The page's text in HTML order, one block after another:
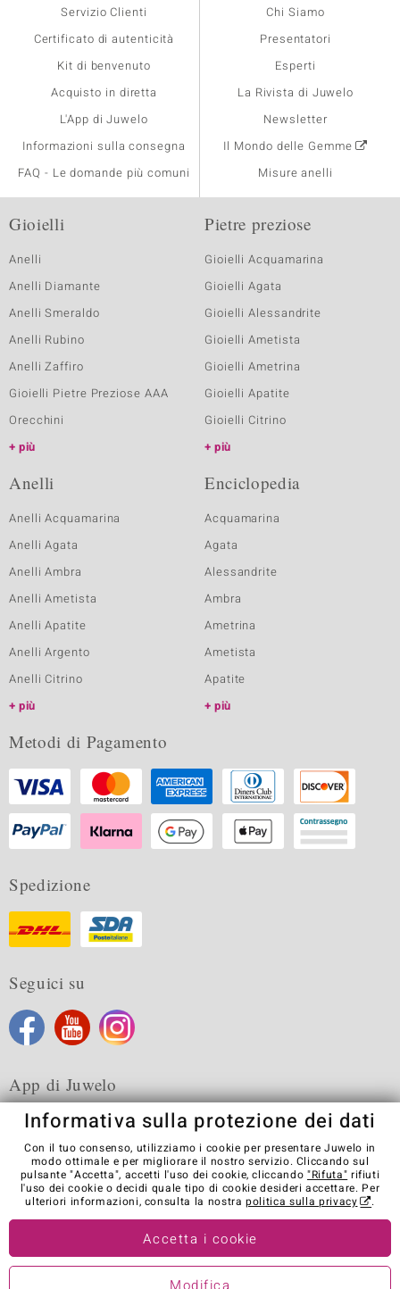
Servizio Clienti
Certificato di autenticità
Kit di benvenuto
Acquisto in diretta
L'App di Juwelo
Informazioni sulla consegna
FAQ - Le domande più comuni
Chi Siamo
Presentatori
Esperti
La Rivista di Juwelo
Newsletter
Il Mondo delle Gemme
Misure anelli
Gioielli
Anelli
Anelli Diamante
Anelli Smeraldo
Anelli Rubino
Anelli Zaffiro
Gioielli Pietre Preziose AAA
Orecchini
più
Pietre preziose
Gioielli Acquamarina
Gioielli Agata
Gioielli Alessandrite
Gioielli Ametista
Gioielli Ametrina
Gioielli Apatite
Gioielli Citrino
più
Anelli
Anelli Acquamarina
Anelli Agata
Anelli Ambra
Anelli Ametista
Anelli Apatite
Anelli Argento
Anelli Citrino
più
Enciclopedia
Acquamarina
Agata
Alessandrite
Ambra
Ametrina
Ametista
Apatite
più
Metodi di Pagamento
Spedizione
Seguici su
App di Juwelo
Condizioni generali di vendita Informativa Privacy
Cookies
Note legali
Contatti
Recedere dal contratto
Visit our stores in other countries:
Informativa sulla protezione dei dati
Con il tuo consenso, utilizziamo i cookie per presentare Juwelo in
modo ottimale e per migliorare il nostro servizio. Cliccando sul
pulsante "Accetta", accetti l'uso dei cookie, cliccando "Rifuta" rifiuti
l'uso dei cookie o decidi quale tipo di cookie desideri accettare. Per
ulteriori informazioni, consulta la nostrapolitica sulla privacy .
Accetta i cookie